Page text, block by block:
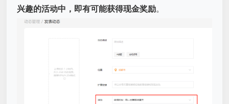
兴趣的活动中，即有可能获得现金奖励。